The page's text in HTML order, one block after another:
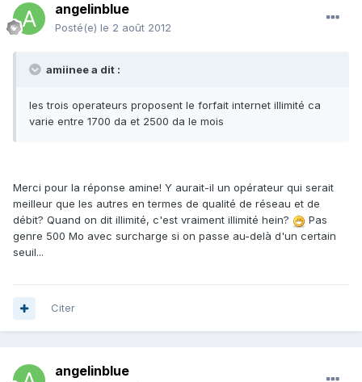
angelinblue
Posté(e) le 2 août 2012
amiinee a dit :
les trois operateurs proposent le forfait internet illimité ca
varie entre 1700 da et 2500 da le mois
Merci pour la réponse amine! Y aurait-il un opérateur qui serait
meilleur que les autres en termes de qualité de réseau et de
débit? Quand on dit illimité, c'est vraiment illimité hein?
Pas
genre 500 Mo avec surcharge si on passe au-delà d'un certain
seuil...
Citer
angelinblue